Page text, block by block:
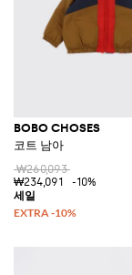
BOBO CHOSES
코트 남아
₩260,093
₩234,091
-10%